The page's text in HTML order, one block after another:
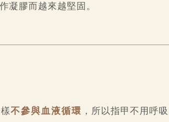
凝膠而越來越堅固。
不參與血液循環 ，所以指甲不用呼吸